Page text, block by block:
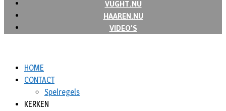
VUGHT.NU
HAAREN.NU
VIDEO’S
HOME
CONTACT
Spelregels
KERKEN